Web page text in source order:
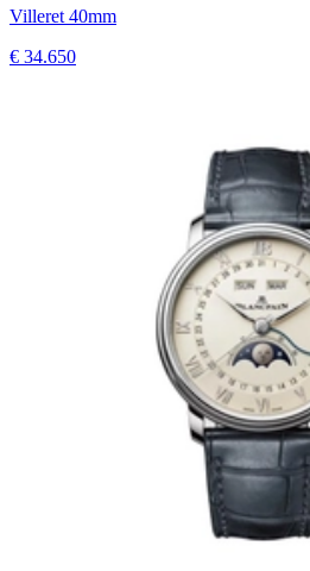
Villeret 40mm
€ 34.650